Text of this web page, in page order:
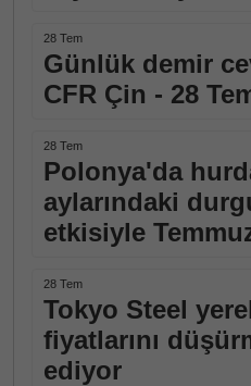
28 Tem
Günlük demir
CFR Çin - 28
28 Tem
Polonya'da
aylarındaki
etkisiyle
28 Tem
Tokyo Steel
fiyatlarını
ediyor